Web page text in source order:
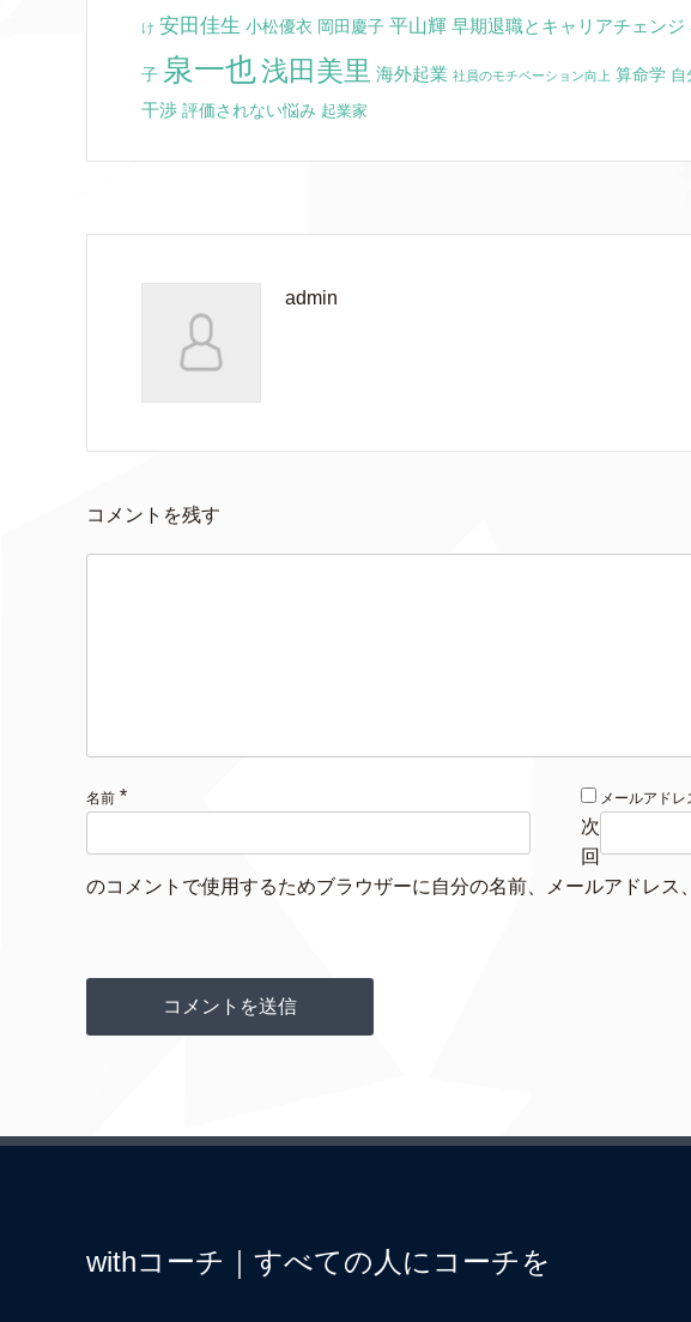
け 安田佳生 小松優衣 岡田慶子 平山輝 早期退職とキャリアチェンジ
子 泉一也浅田美里 海外起業 社員のモチベーション向上 算命学 自
干渉 評価されない悩み 起業家
admin
コメントを残す
名前 * メールアドレ
次
回
のコメントで使用するためブラウザーに自分の名前、メールアドレス
withコーチ｜すべての人にコーチを